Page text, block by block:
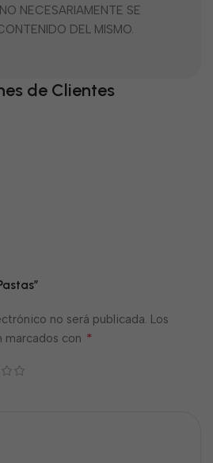
NECESARIAMENTE SE
DEL MISMO.
de Clientes
no será publicada. Los
marcados con *